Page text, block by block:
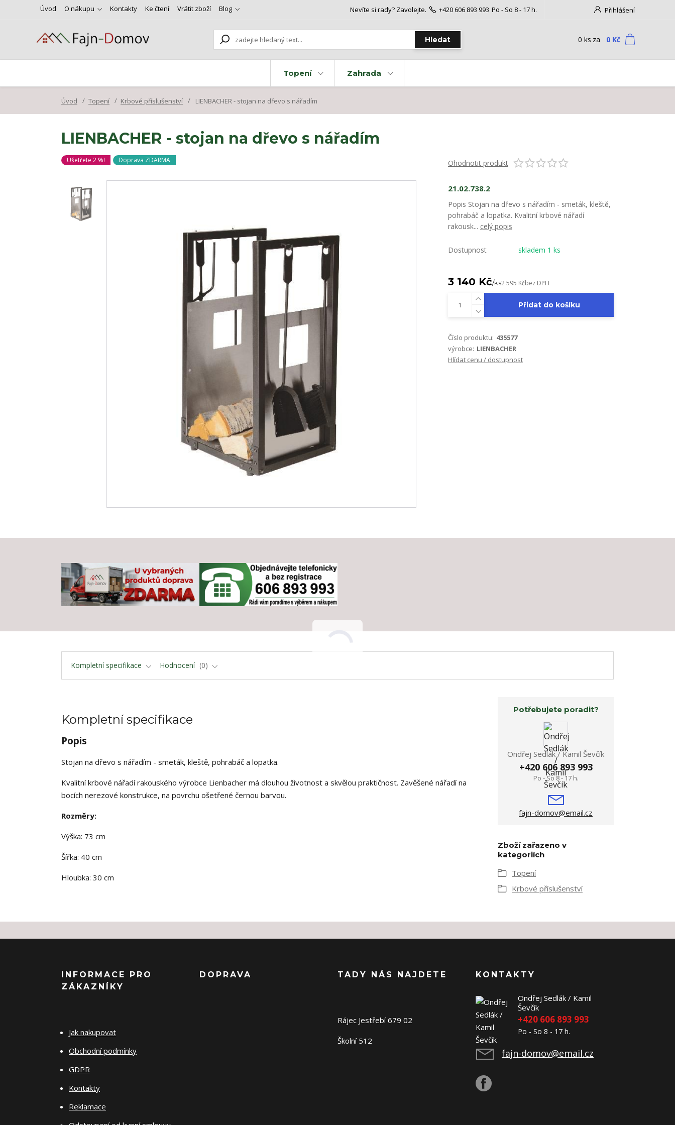
Úvod O nákupu Kontakty Ke čtení Vrátit zboží Blog Přihlášení
Hledat
Nevíte si rady? Zavolejte. +420 606 893 993 Po - So 8 - 17 h.
0 ks za 0 Kč
Topení Zahrada
Úvod Topení Krbové příslušenství LIENBACHER - stojan na dřevo s nářadím
LIENBACHER - stojan na dřevo s nářadím
Ušetřete 2 %! Doprava ZDARMA Ohodnotit produkt
21.02.738.2
Popis Stojan na dřevo s nářadím - smeták, kleště,
pohrabáč a lopatka. Kvalitní krbové nářadí
rakousk... celý popis
Dostupnost skladem 1 ks
3 140 Kč/ks2 595 Kčbez DPH
Přidat do košíku
Číslo produktu: 435577
výrobce: LIENBACHER
Hlídat cenu / dostupnost
Kompletní specifikace Hodnocení 0
Kompletní specifikace
Popis
Stojan na dřevo s nářadím - smeták, kleště, pohrabáč a lopatka.
Kvalitní krbové nářadí rakouského výrobce Lienbacher má dlouhou životnost a skvělou praktičnost. Zavěšené nářadí na
bocích nerezové konstrukce, na povrchu ošetřené černou barvou.
Rozměry:
Výška: 73 cm
Šířka: 40 cm
Hloubka: 30 cm
Potřebujete poradit?
Ondřej Sedlák / Kamil Ševčík
+420 606 893 993
Po - So 8 - 17 h.
fajn-domov@email.cz
Zboží zařazeno v
kategoriích
Topení
Krbové příslušenství
INFORMACE PRO
ZÁKAZNÍKY
Jak nakupovat
Obchodní podmínky
GDPR
Kontakty
Reklamace
DOPRAVA TADY NÁS NAJDETE
Rájec Jestřebí 679 02
Školní 512
KONTAKTY
Ondřej Sedlák / Kamil
Ševčík
+420 606 893 993
Po - So 8 - 17 h.
fajn-domov@email.cz